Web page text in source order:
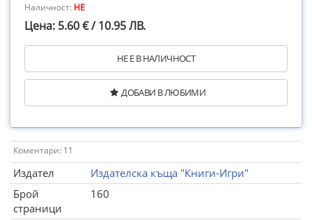
Наличност: НЕ
Цена: 5.60 € / 10.95 ЛВ.
НЕ Е В НАЛИЧНОСТ
ДОБАВИ В ЛЮБИМИ
Коментари: 11
Издател
Издателска къща "Книги-Игри"
Брой
страници
160